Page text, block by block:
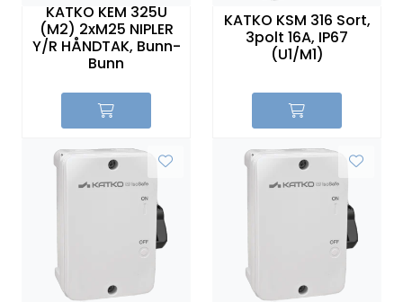
KATKO KEM 325U
(M2) 2xM25 NIPLER
Y/R HÅNDTAK, Bunn-
Bunn
KATKO KSM 316 Sort,
3polt 16A, IP67
(U1/M1)